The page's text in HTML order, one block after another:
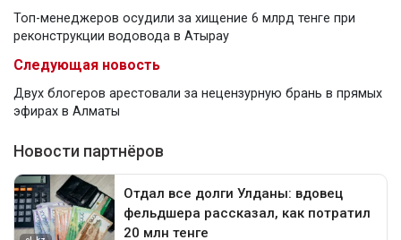
Топ-менеджеров осудили за хищение 6 млрд тенге при
реконструкции водовода в Атырау
Следующая новость
Двух блогеров арестовали за нецензурную брань в прямых
эфирах в Алматы